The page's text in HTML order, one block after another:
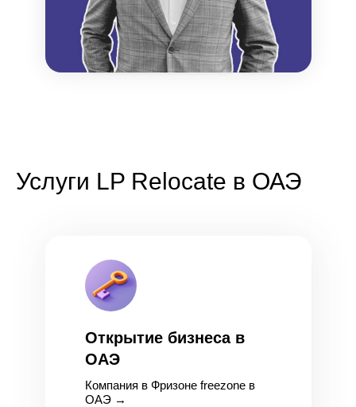
Услуги LP Relocate в ОАЭ
Открытие бизнеса в
ОАЭ
Компания в Фризоне freezone в
ОАЭ→